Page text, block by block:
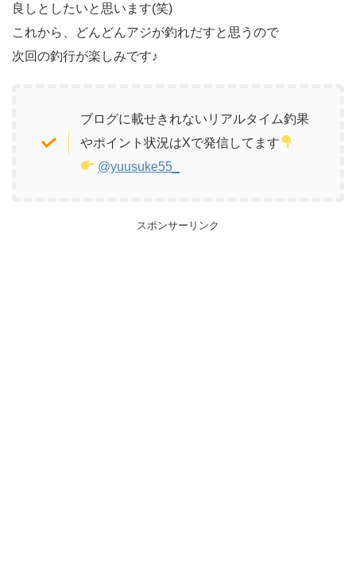
良しとしたいと思います(笑)
これから、どんどんアジが釣れだすと思うので
次回の釣行が楽しみです♪
ブログに載せきれないリアルタイム釣果
やポイント状況はXで発信してます
@yuusuke55_
スポンサーリンク